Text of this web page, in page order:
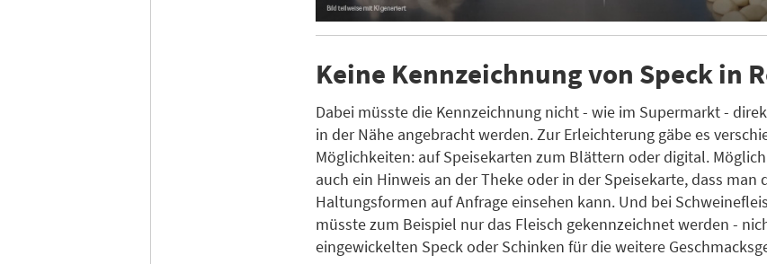
Keine Kennzeichnung von Speck in
Dabei müsste die Kennzeichnung nicht - wie im Supermarkt -
in der Nähe angebracht werden. Zur Erleichterung gäbe es
Möglichkeiten: auf Speisekarten zum Blättern oder digital.
auch ein Hinweis an der Theke oder in der Speisekarte, dass man
Haltungsformen auf Anfrage einsehen kann. Und bei
müsste zum Beispiel nur das Fleisch gekennzeichnet werden -
eingewickelten Speck oder Schinken für die weitere